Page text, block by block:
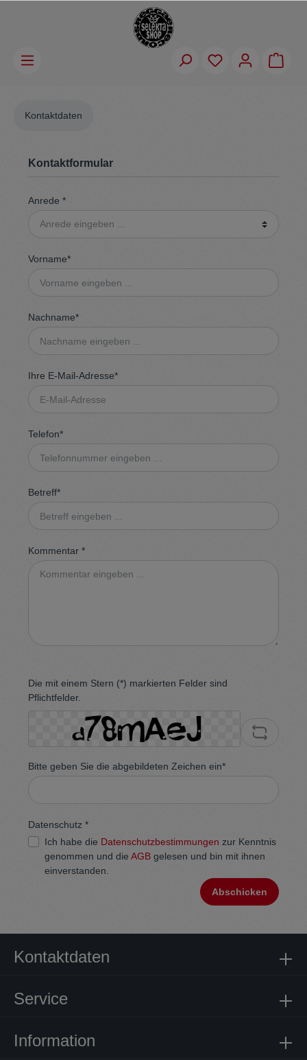
Kontaktdaten
Kontaktformular
Anrede *
Vorname*
Nachname*
Ihre E-Mail-Adresse*
Telefon*
Betreff*
Kommentar *
Die mit einem Stern (*) markierten Felder sind
Pflichtfelder.
Bitte geben Sie die abgebildeten Zeichen ein*
Datenschutz *
Ich habe die Datenschutzbestimmungen zur Kenntnis
genommen und die AGB gelesen und bin mit ihnen
einverstanden.
Abschicken
Kontaktdaten
Service
Information